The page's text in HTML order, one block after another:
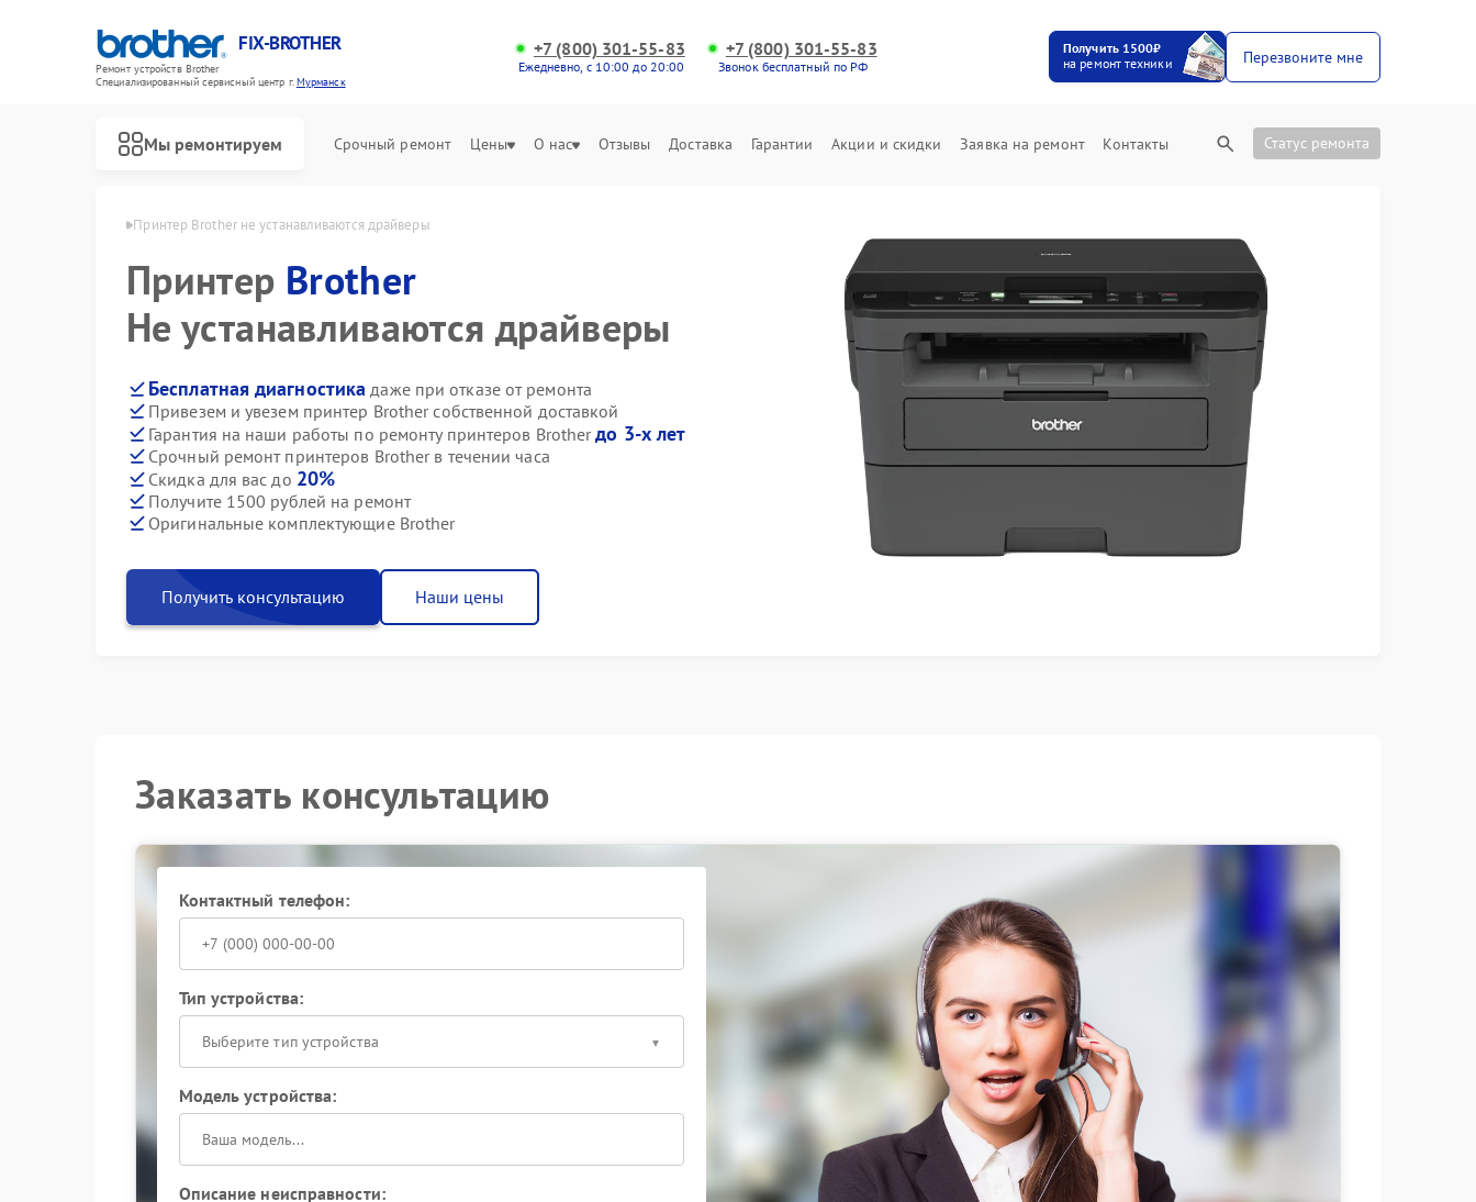
FIX-BROTHER
Ремонт устройств Brother
Специализированный cервисный центр г.Мурманск
+7 (800) 301-55-83
Ежедневно, с 10:00 до 20:00
+7 (800) 301-55-83
Звонок бесплатный по РФ
Получить 1500₽
на ремонт техники
Перезвоните мне
Мы ремонтируем Срочный ремонт Цены О нас Отзывы Доставка Гарантии Акции и скидки Заявка на ремонт Контакты Статус ремонта
в Мурманске Принтер Brother не устанавливаются драйверы
Принтер Brother
Не устанавливаются драйверы
Бесплатная диагностика даже при отказе от ремонта
Привезем и увезем принтер Brother собственной доставкой
Гарантия на наши работы по ремонту принтеров Brotherдо 3-х лет
Срочный ремонт принтеров Brother в течении часа
Скидка для вас до 20%
Получите 1500 рублей на ремонт
Оригинальные комплектующие Brother
Получить консультацию Наши цены
Заказать консультацию
Контактный телефон:
Тип устройства:
Выберите тип устройства
Модель устройства:
Описание неисправности: